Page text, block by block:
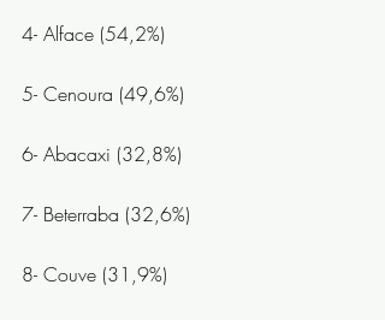
4- Alface (54,2%)
5- Cenoura (49,6%)
6- Abacaxi (32,8%)
7- Beterraba (32,6%)
8- Couve (31,9%)